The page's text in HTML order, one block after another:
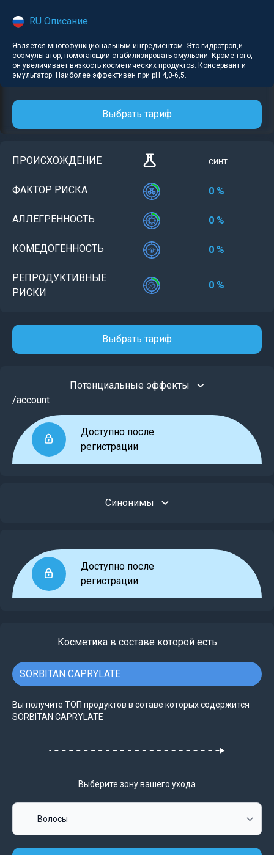
RU Описание
Является многофункциональным ингредиентом. Это гидротроп,и
соэмульгатор, помогающий стабилизировать эмульсии. Кроме того,
он увеличивает вязкость косметических продуктов. Консервант и
эмульгатор. Наиболее эффективен при рН 4,0-6,5.
Выбрать тариф
ПРОИСХОЖДЕНИЕ СИНТ
ФАКТОР РИСКА 0 %
АЛЛЕГРЕННОСТЬ 0 %
КОМЕДОГЕННОСТЬ 0 %
РЕПРОДУКТИВНЫЕ
РИСКИ
0 %
Выбрать тариф
Потенциальные эффекты
/account
Доступно после
регистрации
Синонимы
Доступно после
регистрации
Косметика в составе которой есть
SORBITAN CAPRYLATE
Вы получите ТОП продуктов в сотаве которых содержится
SORBITAN CAPRYLATE
Выберите зону вашего ухода